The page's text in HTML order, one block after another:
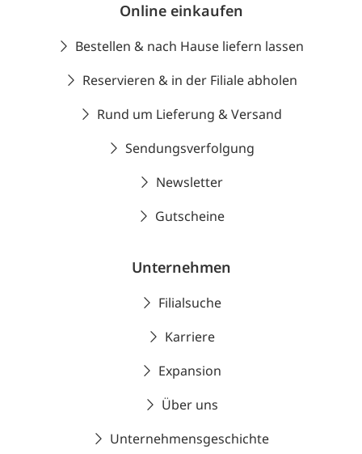
Online einkaufen
Bestellen & nach Hause liefern lassen
Reservieren & in der Filiale abholen
Rund um Lieferung & Versand
Sendungsverfolgung
Newsletter
Gutscheine
Unternehmen
Filialsuche
Karriere
Expansion
Über uns
Unternehmensgeschichte